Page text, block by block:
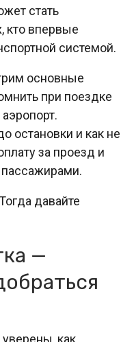
стать
кто впервые
системой.
основные
при поездке
остановки и как не
за проезд и
давайте
—
как